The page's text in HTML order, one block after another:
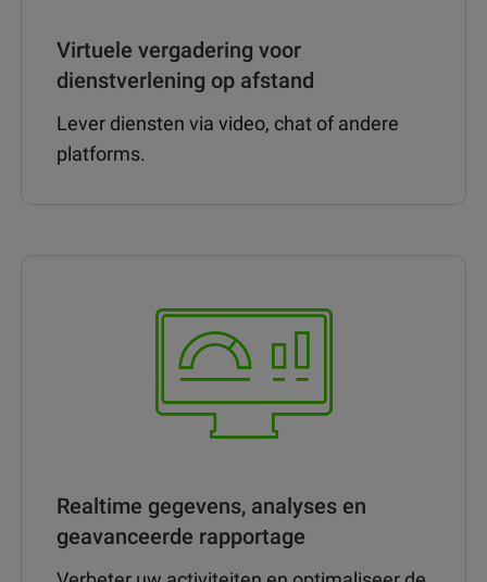
Virtuele vergadering voor
dienstverlening op afstand
Lever diensten via video, chat of andere
platforms.
Realtime gegevens, analyses en
geavanceerde rapportage